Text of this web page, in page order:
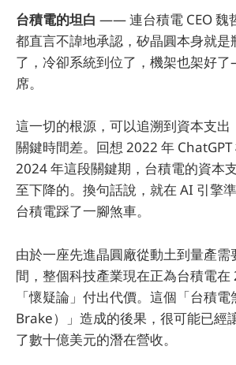
台積電的坦白 —— 連台積電 CEO 魏
都直言不諱地承認，矽晶圓本身就是
了，冷卻系統到位了，機架也架好
席。
這一切的根源，可以追溯到資本支出
關鍵時間差。回想 2022 年
2024 年這段關鍵期，台積電的資本
至下降的。換句話說，就在 AI 引擎
台積電踩了一腳煞車。
由於一座先進晶圓廠從動土到量產需
間，整個科技產業現在正為台積電
「懷疑論」付出代價。這個「台積電
Brake）」造成的後果，很可能已經
了數十億美元的潛在營收。